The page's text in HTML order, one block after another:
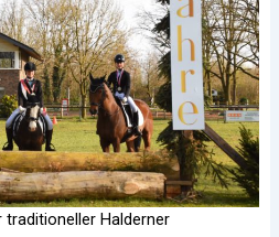
traditioneller Halderner